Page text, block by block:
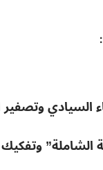
السيادي وتصفير
الشاملة”